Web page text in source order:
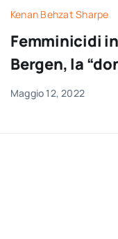
Kenan Behzat Sharpe
Femminicidi
Bergen, la
Maggio 12, 2022